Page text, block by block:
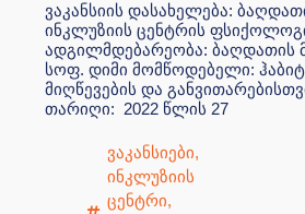
ვაკანსიის დასახელება:
ინკლუზიის ცენტრის
ადგილმდებარეობა: ბაღდათის
სოფ. დიმი მომწოდებელი:
მიღწევების და
თარიღი: 2022 წლის 27
ვაკანსიები,
ინკლუზიის
ცენტრი,